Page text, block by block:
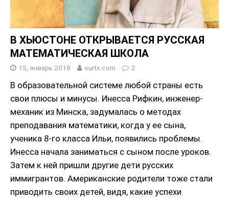
В ХЬЮСТОНЕ ОТКРЫВАЕТСЯ РУССКАЯ
МАТЕМАТИЧЕСКАЯ ШКОЛА
15, январь 2018 ourtx.com 2
В образовательной системе любой страны есть
свои плюсы и минусы. Инесса Рифкин, инженер-
механик из Минска, задумалась о методах
преподавания математики, когда у ее сына,
ученика 8-го класса Ильи, появились проблемы.
Инесса начала заниматься с сыном после уроков.
Затем к ней пришли другие дети русских
иммигрантов. Американские родители тоже стали
приводить своих детей, видя, какие успехи